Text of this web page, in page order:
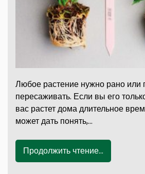
Любое растение нужно рано или
пересаживать. Если вы его
вас растет дома длительное
может дать понять,…
Продолжить чтение...